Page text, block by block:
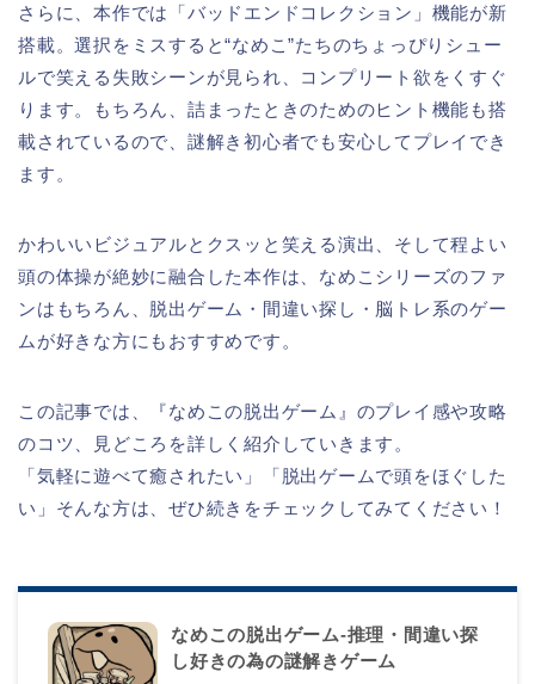
さらに、本作では「バッドエンドコレクション」機能が新
搭載。選択をミスすると“なめこ”たちのちょっぴりシュー
ルで笑える失敗シーンが見られ、コンプリート欲をくすぐ
ります。もちろん、詰まったときのためのヒント機能も搭
載されているので、謎解き初心者でも安心してプレイでき
ます。
かわいいビジュアルとクスッと笑える演出、そして程よい
頭の体操が絶妙に融合した本作は、なめこシリーズのファ
ンはもちろん、脱出ゲーム・間違い探し・脳トレ系のゲー
ムが好きな方にもおすすめです。
この記事では、『なめこの脱出ゲーム』のプレイ感や攻略
のコツ、見どころを詳しく紹介していきます。
「気軽に遊べて癒されたい」「脱出ゲームで頭をほぐした
い」そんな方は、ぜひ続きをチェックしてみてください！
なめこの脱出ゲーム-推理・間違い探
し好きの為の謎解きゲーム